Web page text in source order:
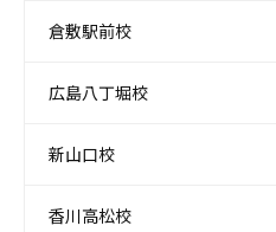
倉敷駅前校
広島八丁堀校
新山口校
香川高松校